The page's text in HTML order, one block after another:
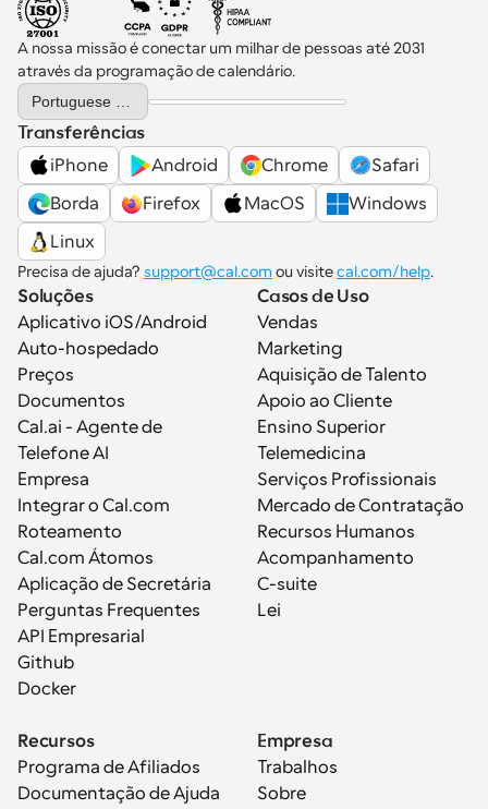
A nossa missão é conectar um milhar de pessoas até 2031
através da programação de calendário.
Select Language
Transferências
iPhone
Android Chrome
Safari
Borda
Firefox MacOS
Windows
Linux
Precisa de ajuda? support@cal.com ou visite cal.com/help.
Soluções
Aplicativo iOS/Android
Auto-hospedado
Preços
Documentos
Cal.ai - Agente de
Telefone AI
Empresa
Integrar o Cal.com
Roteamento
Cal.com Átomos
Aplicação de Secretária
Perguntas Frequentes
API Empresarial
Github
Docker
Casos de Uso
Vendas
Marketing
Aquisição de Talento
Apoio ao Cliente
Ensino Superior
Telemedicina
Serviços Profissionais
Mercado de Contratação
Recursos Humanos
Acompanhamento
C-suite
Lei
Recursos
Programa de Afiliados
Documentação de Ajuda
Empresa
Trabalhos
Sobre